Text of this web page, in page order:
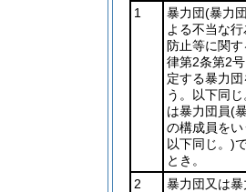
1
暴力団(暴力
よる不当な
防止等に関す
律第2条第2
定する暴力団
う。以下同じ
は暴力団員(
の構成員をい
以下同じ。)
とき。
2
暴力団又は暴